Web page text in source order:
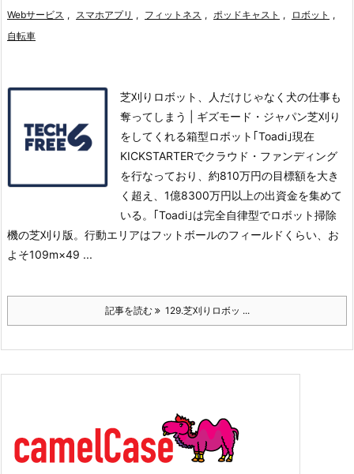
Webサービス , スマホアプリ , フィットネス , ポッドキャスト , ロボット ,
自転車
芝刈りロボット、人だけじゃなく犬の仕事も
奪ってしまう | ギズモード・ジャパン芝刈り
をしてくれる箱型ロボット｢Toadi｣現在
KICKSTARTERでクラウド・ファンディング
を行なっており、約810万円の目標額を大き
く超え、1億8300万円以上の出資金を集めて
いる。
｢Toadi｣は完全自律型でロボット掃除
機の芝刈り版。行動エリアはフットボールのフィールドくらい、お
よそ109m×49 ...
記事を読む 129.芝刈りロボッ ...